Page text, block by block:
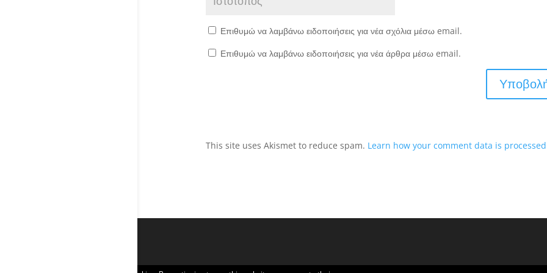
Επιθυμώ να λαμβάνω ειδοποιήσεις για νέα σχόλια μέσω email.
Επιθυμώ να λαμβάνω ειδοποιήσεις για νέα άρθρα μέσω email.
This site uses Akismet to reduce spam. Learn how your comment data is